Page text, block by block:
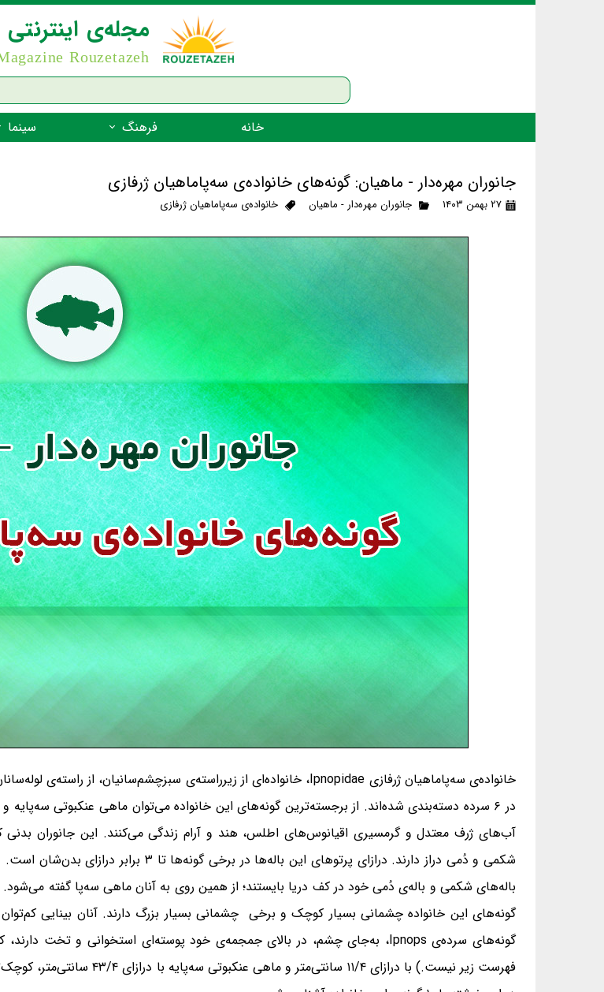
مجله‌ی اینترنتی
Rouzetazeh
خانه فرهنگ
نام‌نامه
شعر فارسی
زندگینامه‌ی بزرگان
گفتاورد
سینما
جانوران مهره‌دار - ماهیان: گونه‌های خانواده‌ی سه‌پاماهیان ژرفازی
۲۷ بهمن ۱۴۰۳ جانوران مهره‌دار - ماهیان خانواده‌ی سه‌پاماهیان ژرفازی
در ۶ سرده دسته‌بندی شده‌اند. از برجسته‌ترین گونه‌های این خانواده می‌توان ماهی عنکبوتی
آب‌های ژرف معتدل و گرمسیری اقیانوس‌های اطلس، هند و آرام زندگی می‌کنند. این جانوران بدنی
باله‌های شکمی و باله‌ی دُمی خود در کف دریا بایستند؛ از همین روی به آنان ماهی سه‌پا گفته می‌شود.
گونه‌های این خانواده چشمانی بسیار کوچک و برخی چشمانی بسیار بزرگ دارند. آنان بینایی
فهرست زیر نیست.) با درازای ۱۱/۴